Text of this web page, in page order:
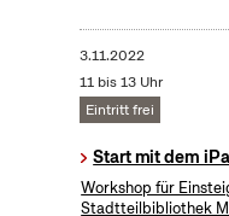
3.11.2022
11 bis 13 Uhr
Eintritt frei
Start mit dem
Workshop für
Stadtteilbibliothek